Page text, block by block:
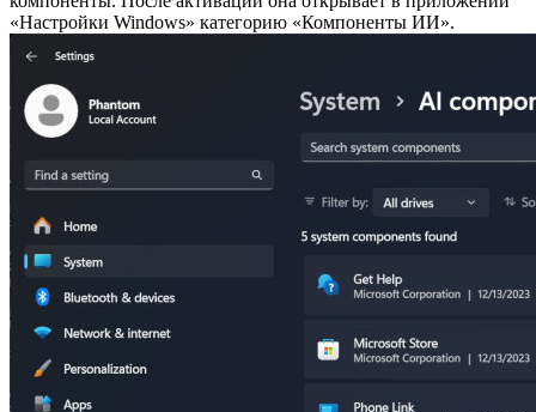
«Настройки Windows» категорию «Компоненты ИИ».